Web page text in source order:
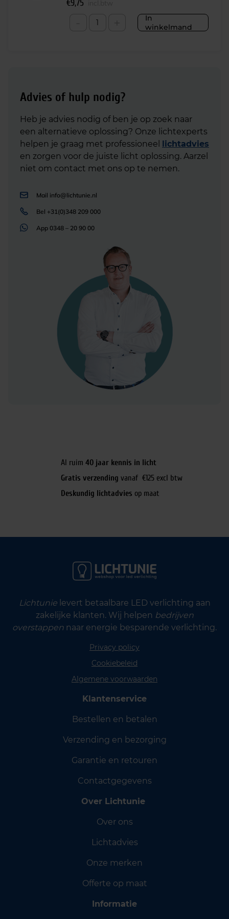
In
winkelmand
€9,75
Advies of hulp nodig?
Heb je advies nodig of ben je op zoek naar
een alternatieve oplossing? Onze lichtexperts
helpen je graag met professioneel lichtadvies
en zorgen voor de juiste licht oplossing. Aarzel
niet om contact met ons op te nemen.
Mail info@lichtunie.nl
Bel +31(0)348 209 000
App 0348 – 20 90 00
Al ruim 40 jaar kennis in licht
Gratis verzending vanaf €125 excl btw
Deskundig lichtadvies op maat
Lichtunielevert betaalbare LED verlichting aan
zakelijke klanten. Wij helpen bedrijven
overstappen naar energie besparende verlichting.
Privacy policy
Cookiebeleid
Algemene voorwaarden
Klantenservice
Bestellen en betalen
Verzending en bezorging
Garantie en retouren
Contactgegevens
Over Lichtunie
Over ons
Lichtadvies
Onze merken
Offerte op maat
Informatie